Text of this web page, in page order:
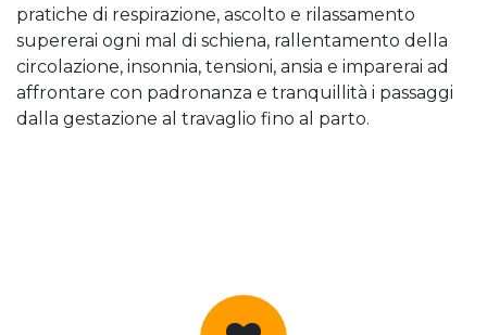
pratiche di respirazione, ascolto e rilassamento
supererai ogni mal di schiena, rallentamento della
circolazione, insonnia, tensioni, ansia e imparerai ad
affrontare con padronanza e tranquillità i passaggi
dalla gestazione al travaglio fino al parto.